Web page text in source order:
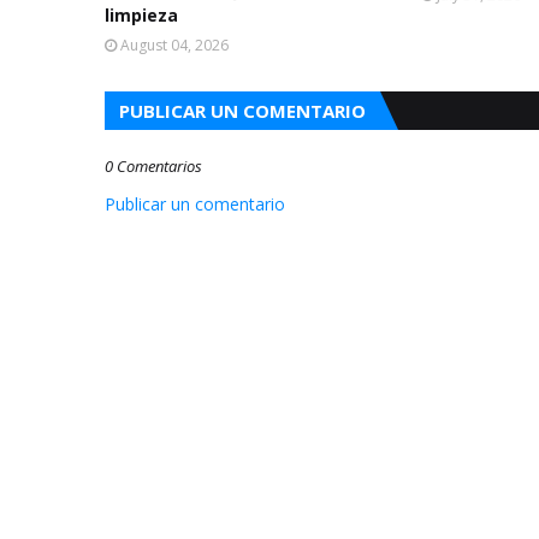
limpieza
August 04, 2026
PUBLICAR UN COMENTARIO
0 Comentarios
Publicar un comentario